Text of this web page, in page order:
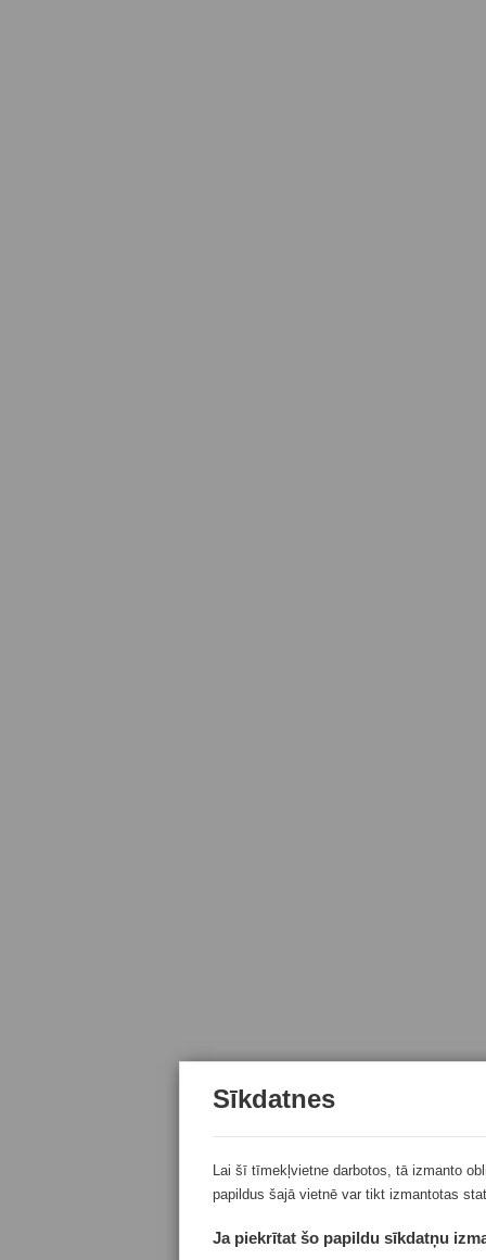
Sīkdatnes
Lai šī tīmekļvietne darbotos, tā izmanto
papildus šajā vietnē var tikt izmantotas
Ja piekrītat šo papildu sīkdatņu